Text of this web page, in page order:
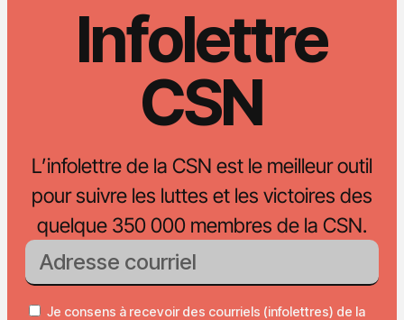
Infolettre
CSN
L’infolettre de la CSN est le meilleur outil
pour suivre les luttes et les victoires des
quelque 350 000 membres de la CSN.
Je consens à recevoir des courriels (infolettres) de la